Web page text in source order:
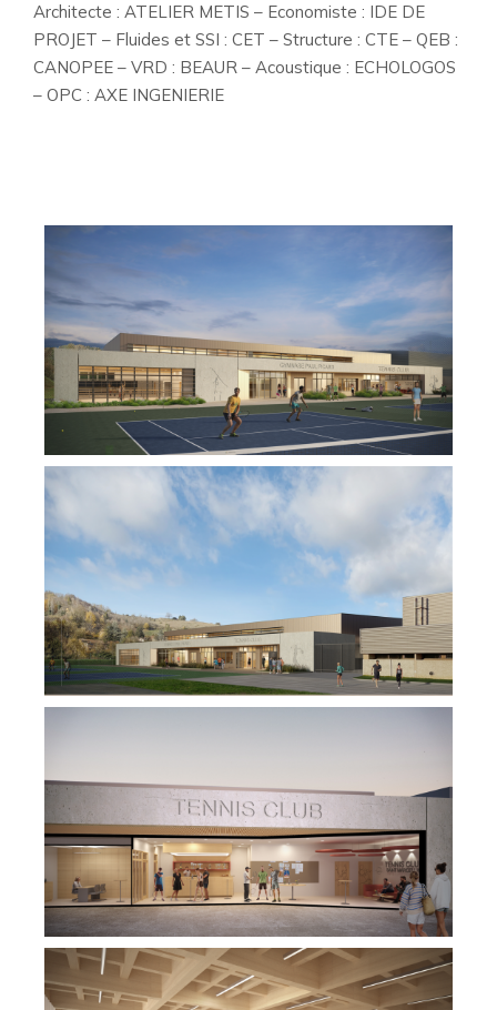
Architecte : ATELIER METIS – Economiste : IDE DE
PROJET – Fluides et SSI : CET – Structure : CTE – QEB :
CANOPEE – VRD : BEAUR – Acoustique : ECHOLOGOS
– OPC : AXE INGENIERIE